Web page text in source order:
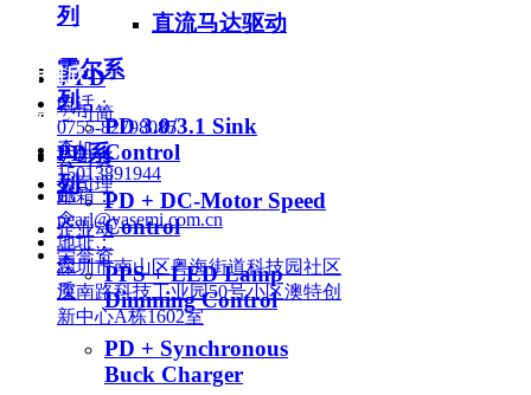
直流马达驱动
ꄶ PD
PD 3.0/3.1 Sink
Control
PD + DC-Motor Speed
Control
PPS + LED Lamp
Dimming Control
PD + Synchronous
Buck Charger
列
霍尔系
列
PD系
列
关于雅欣
公司简
介
公司理
念
荣誉资
质
新闻资讯
公司资
讯
企业动
态
电话：
0755-82798085
手机：
15013891944
邮箱：
pearl@yasemi.com.cn
地址：
深圳市南山区粤海街道科技园社区
深南路科技工业园50号小区澳特创
新中心A栋1602室